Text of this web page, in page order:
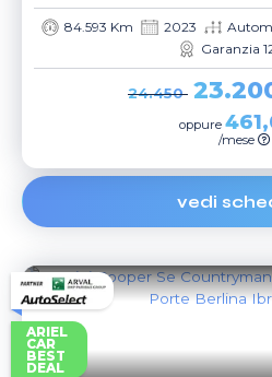
84.593 Km 2023
Garanzia
24.450
oppure
/mese
vedi
ARIEL
CAR
BEST
DEAL